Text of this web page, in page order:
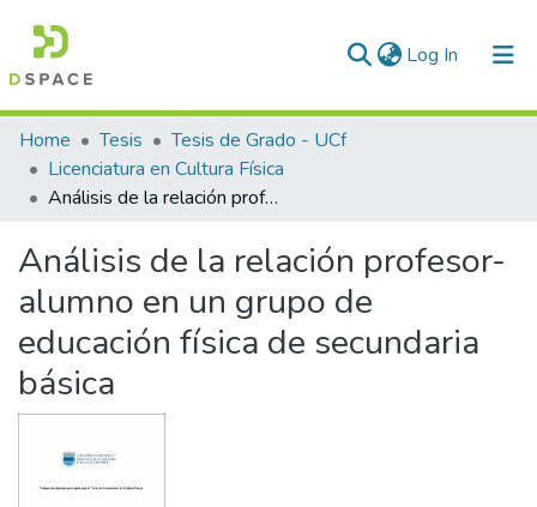
Log In (current)
Communities & Collections
All of DSpace
Home Tesis
Tesis de Grado - UCf
Licenciatura en Cultura Física
Análisis de la relación profesor-alumno en un grupo de educación física de secundaria básica
Análisis de la relación profesor-
alumno en un grupo de
educación física de secundaria
básica